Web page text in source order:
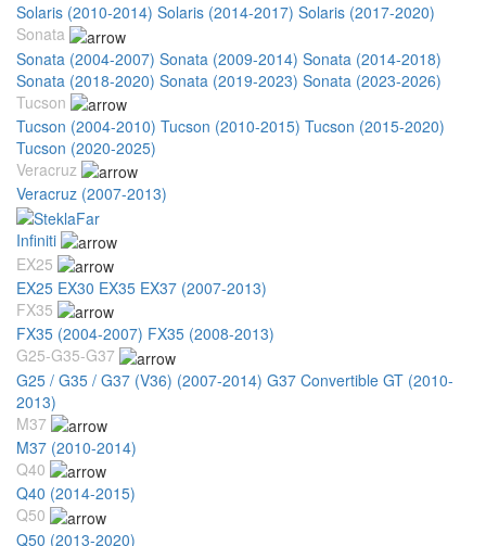
Solaris (2010-2014) Solaris (2014-2017) Solaris (2017-2020)
Sonata
Sonata (2004-2007) Sonata (2009-2014) Sonata (2014-2018)
Sonata (2018-2020) Sonata (2019-2023) Sonata (2023-2026)
Tucson
Tucson (2004-2010) Tucson (2010-2015) Tucson (2015-2020)
Tucson (2020-2025)
Veracruz
Veracruz (2007-2013)
Infiniti
EX25
EX25 EX30 EX35 EX37 (2007-2013)
FX35
FX35 (2004-2007) FX35 (2008-2013)
G25-G35-G37
G25 / G35 / G37 (V36) (2007-2014) G37 Convertible GT (2010-
2013)
M37
M37 (2010-2014)
Q40
Q40 (2014-2015)
Q50
Q50 (2013-2020)